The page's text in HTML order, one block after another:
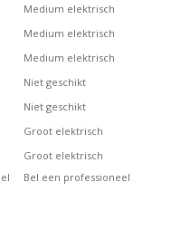
Medium elektrisch
Medium elektrisch
Medium elektrisch
Niet geschikt
Niet geschikt
Groot elektrisch
Groot elektrisch
Bel een professioneel